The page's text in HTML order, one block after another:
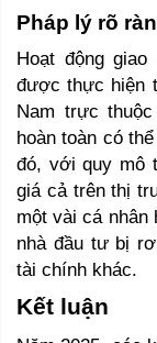
Pháp lý rõ
Hoạt động
được thực hiện
Nam trực
hoàn toàn có
đó, với quy mô
giá cả trên thị
một vài cá nhân
nhà đầu tư bị
tài chính khác.
Kết luận